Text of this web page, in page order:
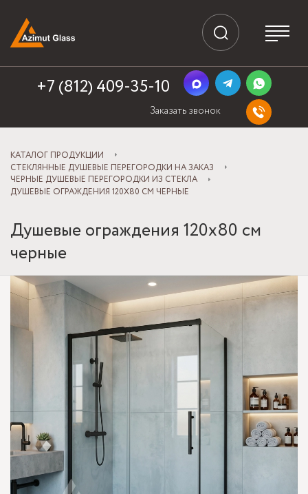
+7 (812) 409-35-10
Заказать звонок
КАТАЛОГ ПРОДУКЦИИ
СТЕКЛЯННЫЕ ДУШЕВЫЕ ПЕРЕГОРОДКИ НА ЗАКАЗ
ЧЕРНЫЕ ДУШЕВЫЕ ПЕРЕГОРОДКИ ИЗ СТЕКЛА
ДУШЕВЫЕ ОГРАЖДЕНИЯ 120Х80 СМ ЧЕРНЫЕ
Душевые ограждения 120х80 см
черные